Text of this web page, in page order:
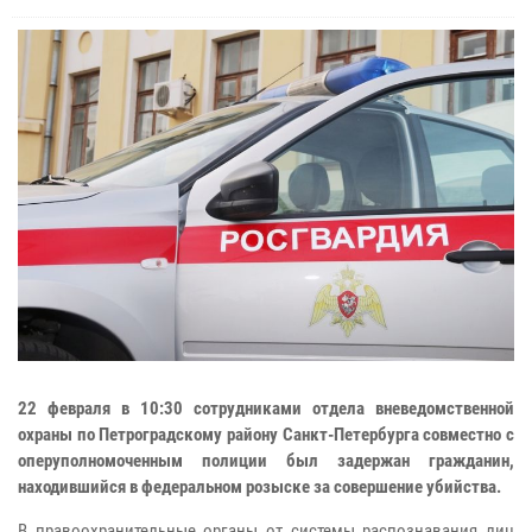
22 февраля в 10:30 сотрудниками отдела вневедомственной
охраны по Петроградскому району Санкт-Петербурга совместно с
оперуполномоченным полиции был задержан гражданин,
находившийся в федеральном розыске за совершение убийства.